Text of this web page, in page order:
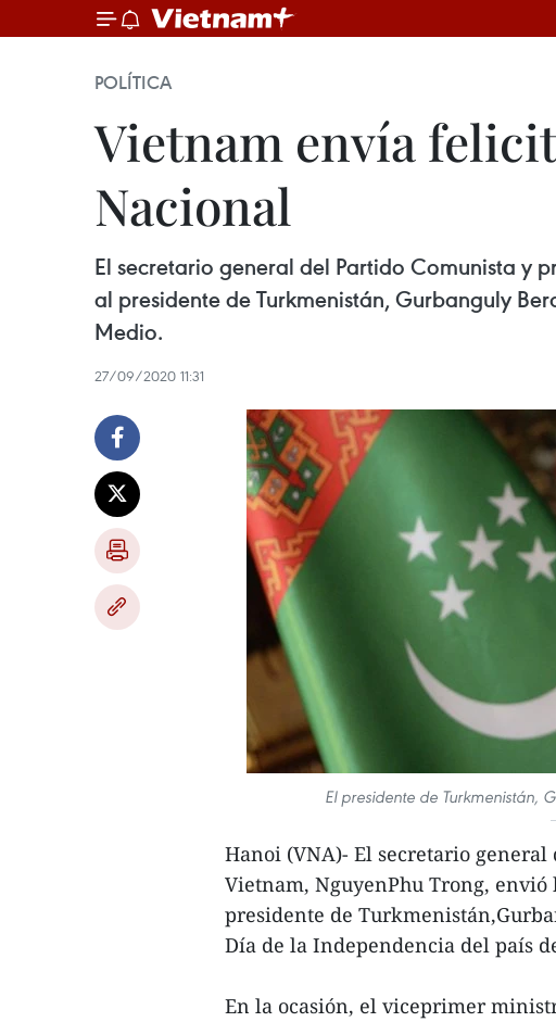
POLÍTICA
Vietnam envía
Nacional
El secretario general del Partido Comunista y
al presidente de Turkmenistán, Gurbanguly
Medio.
27/09/2020 11:31
El presidente de Turkmenistán,
Hanoi (VNA)- El secretario
Vietnam, NguyenPhu Trong,
presidente de
Día de la Independencia del país
En la ocasión, el viceprimer